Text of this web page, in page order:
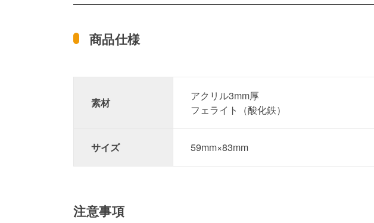
商品仕様
素材
アクリル3mm厚
フェライト（酸化鉄）
サイズ 59mm×83mm
注意事項